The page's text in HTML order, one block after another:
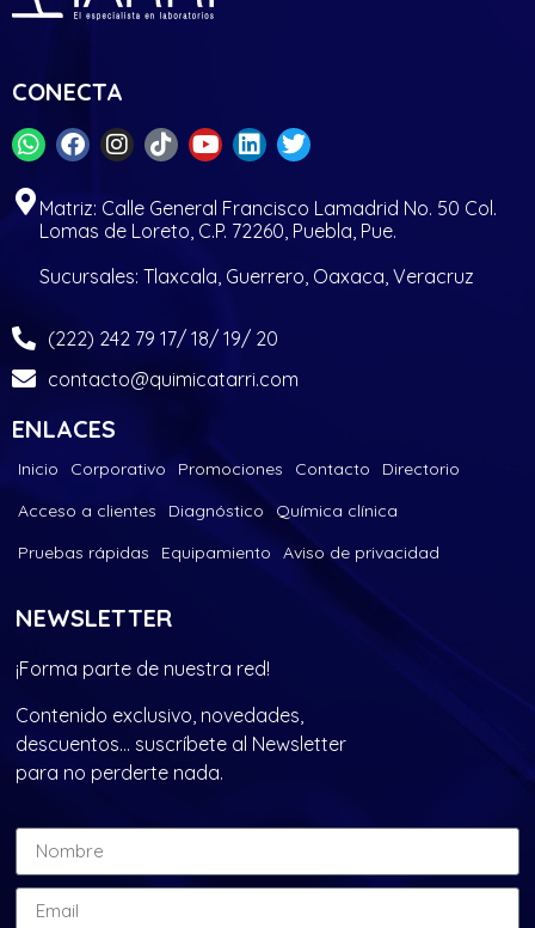
CONECTA
Matriz: Calle General Francisco Lamadrid No. 50 Col.
Lomas de Loreto, C.P. 72260, Puebla, Pue.
Sucursales: Tlaxcala, Guerrero, Oaxaca, Veracruz
(222) 242 79 17/ 18/ 19/ 20
contacto@quimicatarri.com
ENLACES
Inicio Corporativo Promociones Contacto
Directorio
Acceso a clientes
Diagnóstico
Química clínica
Pruebas rápidas
Equipamiento Aviso de privacidad
NEWSLETTER
¡Forma parte de nuestra red!
Contenido exclusivo, novedades,
descuentos… suscríbete al Newsletter
para no perderte nada.